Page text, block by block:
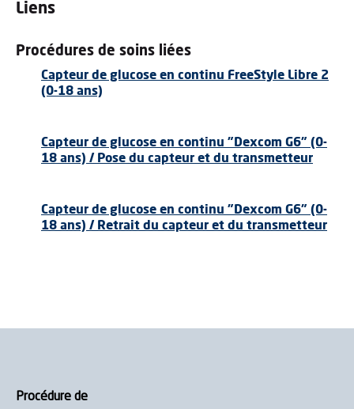
Liens
Procédures de soins liées
Capteur de glucose en continu FreeStyle Libre 2
(0-18 ans)
Capteur de glucose en continu "Dexcom G6" (0-
18 ans) / Pose du capteur et du transmetteur
Capteur de glucose en continu "Dexcom G6" (0-
18 ans) / Retrait du capteur et du transmetteur
Procédure de